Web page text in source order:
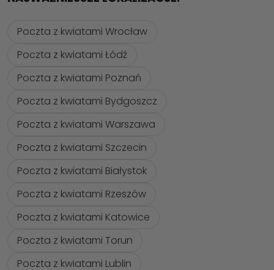
Poczta z kwiatami Wrocław
Poczta z kwiatami Łódź
Poczta z kwiatami Poznań
Poczta z kwiatami Bydgoszcz
Poczta z kwiatami Warszawa
Poczta z kwiatami Szczecin
Poczta z kwiatami Białystok
Poczta z kwiatami Rzeszów
Poczta z kwiatami Katowice
Poczta z kwiatami Torun
Poczta z kwiatami Lublin